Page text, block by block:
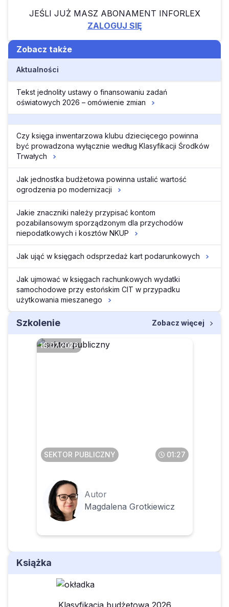
JEŚLI JUŻ MASZ ABONAMENT INFORLEX
ZALOGUJ SIĘ
Zobacz także
Aktualności
Tekst jednolity ustawy o finansowaniu zadań
oświatowych 2026 – omówienie zmian
Czy księga inwentarzowa klubu dziecięcego powinna
być prowadzona wyłącznie według Klasyfikacji Środków
Trwałych
Jak jednostka budżetowa powinna ustalić wartość
ogrodzenia po modernizacji
Jakie znaczniki należy przypisać kontom
pozabilansowym sporządzonym dla przychodów
niepodatkowych i kosztów NKUP
Jak ująć w księgach odsprzedaż kart podarunkowych
Jak ujmować w księgach rachunkowych wydatki
samochodowe przy estońskim CIT w przypadku
użytkowania mieszanego
Szkolenie Zobacz więcej
16.07.2026
SEKTOR PUBLICZNY 01:27
Autor
Magdalena Grotkiewicz
Książka
Klasyfikacja budżetowa 2026